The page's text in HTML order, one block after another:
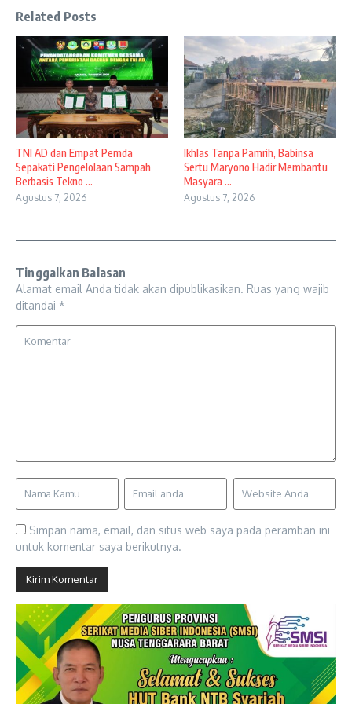
Related Posts
TNI AD dan Empat Pemda
Sepakati Pengelolaan Sampah
Berbasis Tekno ...
Agustus 7, 2026
Ikhlas Tanpa Pamrih, Babinsa
Sertu Maryono Hadir Membantu
Masyara ...
Agustus 7, 2026
Tinggalkan Balasan
Alamat email Anda tidak akan dipublikasikan. Ruas yang wajib
ditandai *
Simpan nama, email, dan situs web saya pada peramban ini
untuk komentar saya berikutnya.